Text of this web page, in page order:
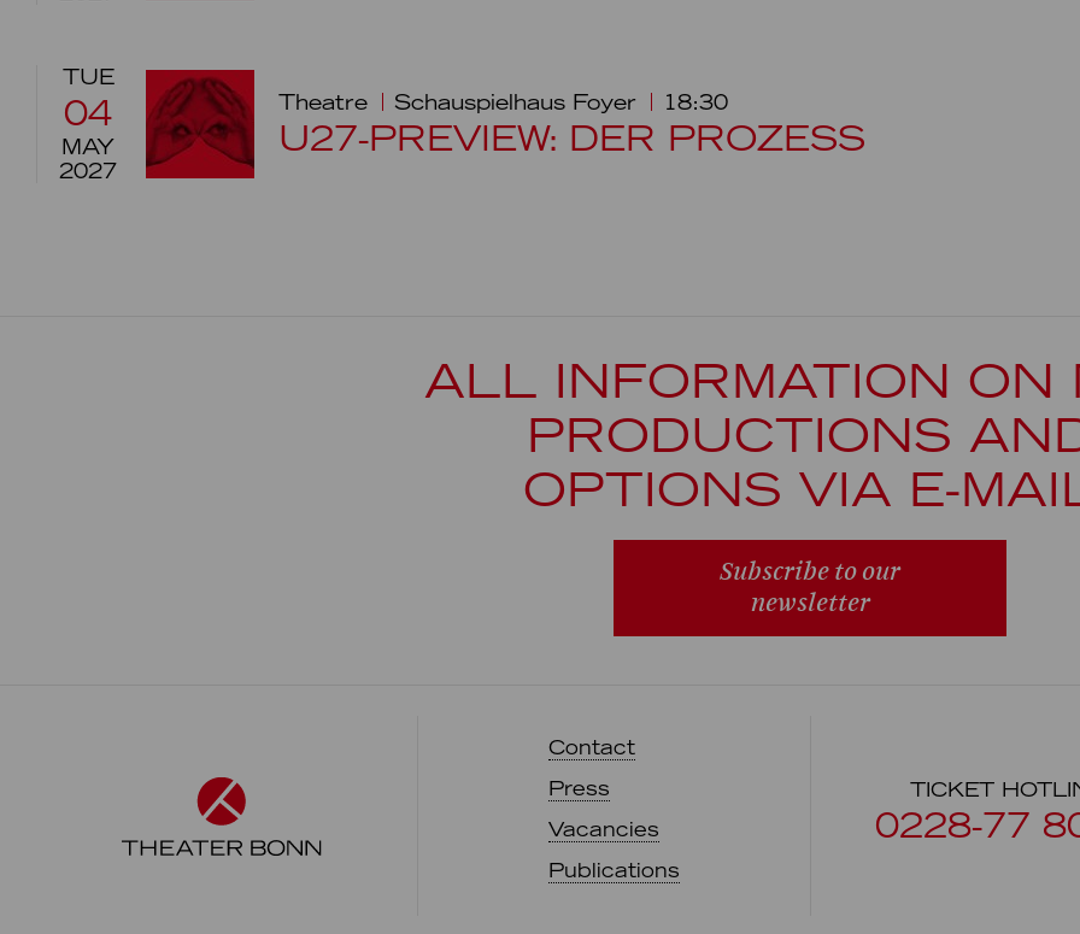
TUE
04
MAY
2027
Theatre Schauspielhaus Foyer 18:30
U27-PREVIEW: DER PROZESS
ALL INFORMATION ON
PRODUCTIONS
OPTIONS VIA E-
Subscribe to our
newsletter
Contact
Press
Vacancies
Publications
TICKET
0228-77